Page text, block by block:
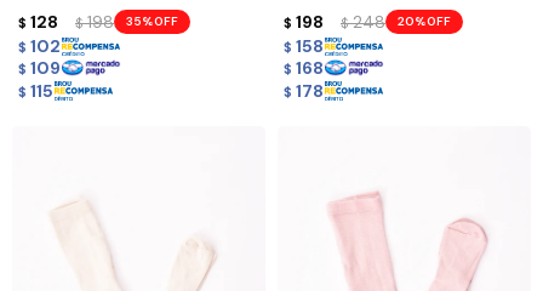
$ 128 $ 198 35
$ 102
$ 109
$ 115
$ 198 $ 248 20
$ 158
$ 168
$ 178